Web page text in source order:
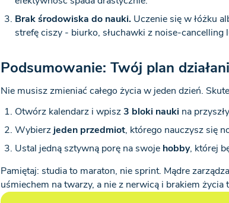
Brak środowiska do nauki.Uczenie się w łóżku
strefę ciszy - biurko, słuchawki z noise-cancelling
Podsumowanie: Twój plan
Nie musisz zmieniać całego życia w jeden dzień.
Otwórz kalendarz i wpisz3 bloki naukina
Wybierz jeden przedmiot, którego nauczysz się
Ustal jedną sztywną porę na swoje hobby, której
Pamiętaj: studia to maraton, nie sprint. Mądre
uśmiechem na twarzy, a nie z nerwicą i brakiem